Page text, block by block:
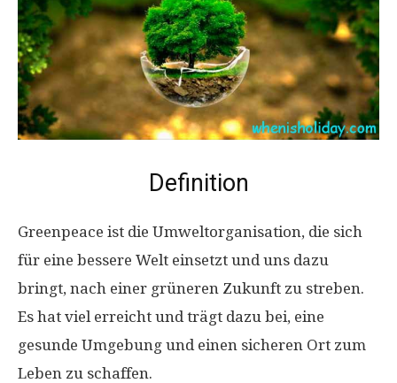
Definition
Greenpeace ist die Umweltorganisation, die sich
für eine bessere Welt einsetzt und uns dazu
bringt, nach einer grüneren Zukunft zu streben.
Es hat viel erreicht und trägt dazu bei, eine
gesunde Umgebung und einen sicheren Ort zum
Leben zu schaffen.